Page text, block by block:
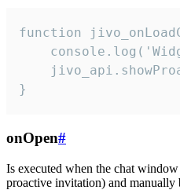
function
}
onOpen#
Is executed when the chat
proactive invitation) and manually